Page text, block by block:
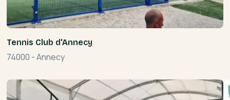
Tennis Club d'Annecy
74000 -Annecy